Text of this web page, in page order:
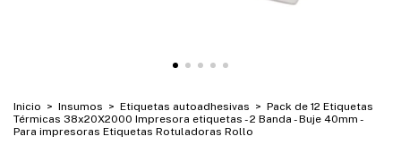
Inicio > Insumos > Etiquetas autoadhesivas > Pack de 12 Etiquetas
Térmicas 38x20X2000 Impresora etiquetas - 2 Banda - Buje 40mm -
Para impresoras Etiquetas Rotuladoras Rollo